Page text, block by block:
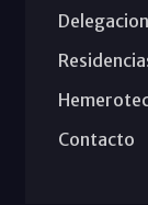
Contacto